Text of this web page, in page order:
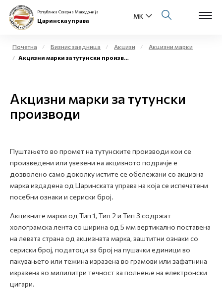
Физички лица
Бизнис заедница
Контакт
Е-Весник
Република Северна Македонија
Царинска управа
Почетна Бизнис заедница Акцизи
Акцизни марки
Акцизни марки за тутунски производи
Акцизни марки за тутунски
производи
Пуштањето во промет на тутунските производи кои се
произведени или увезени на акцизното подрачје е
дозволено само доколку истите се обележани со акцизна
марка издадена од Царинската управа на која се испечатени
посебни ознаки и сериски број.
Акцизните марки од Тип 1, Тип 2 и Тип 3 содржат
холограмска лента со ширина од 5 мм вертикално поставена
на левата страна од акцизната марка, заштитни ознаки со
сериски број, податоци за број на пушачки единици во
пакувањето или тежина изразена во грамови или зафатнина
изразена во милилитри течност за полнење на електронски
цигари.